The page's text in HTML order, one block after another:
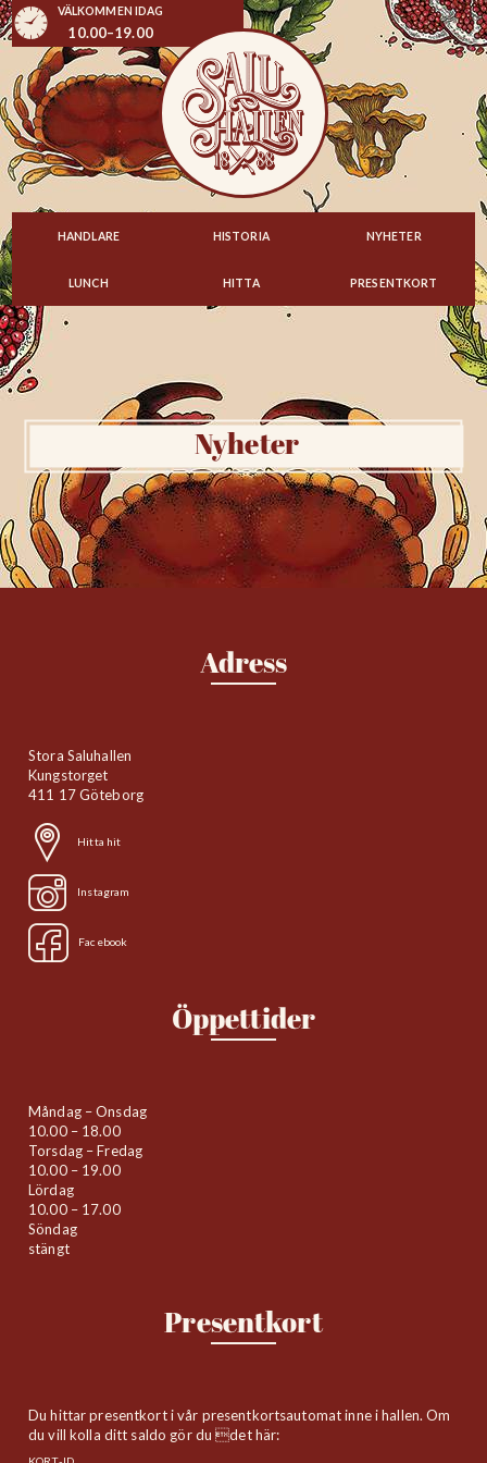
VÄLKOMMEN IDAG
10.00–19.00
HANDLARE HISTORIA NYHETER
LUNCH HITTA PRESENTKORT
Nyheter
Adress
Stora Saluhallen
Kungstorget
411 17 Göteborg
Hitta hit
Instagram
Facebook
Öppettider
Måndag – Onsdag
10.00 – 18.00
Torsdag – Fredag
10.00 – 19.00
Lördag
10.00 – 17.00
Söndag
stängt
Presentkort
Du hittar presentkort i vår presentkortsautomat inne i hallen. Om
du vill kolla ditt saldo gör du det här: